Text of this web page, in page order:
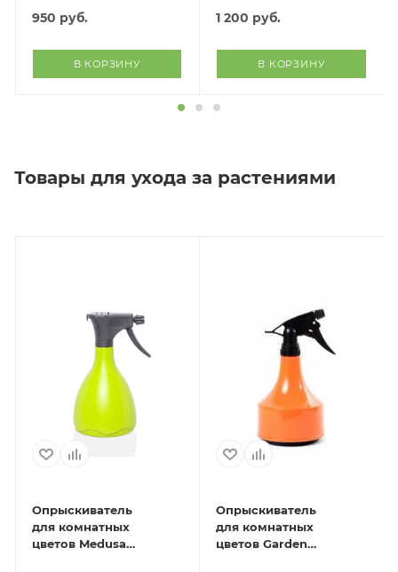
950 руб.
В КОРЗИНУ
1 200 руб.
В КОРЗИНУ
Товары для ухода за растениями
Опрыскиватель
для комнатных
цветов Medusa
Опрыскиватель
для комнатных
цветов Garden